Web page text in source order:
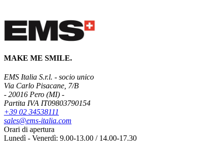
MAKE ME SMILE.
EMS Italia S.r.l. - socio unico
Via Carlo Pisacane, 7/B
- 20016 Pero (MI) -
Partita IVA IT09803790154
+39 02 34538111
sales@ems-italia.com
Orari di apertura
Lunedì - Venerdì: 9.00-13.00 / 14.00-17.30